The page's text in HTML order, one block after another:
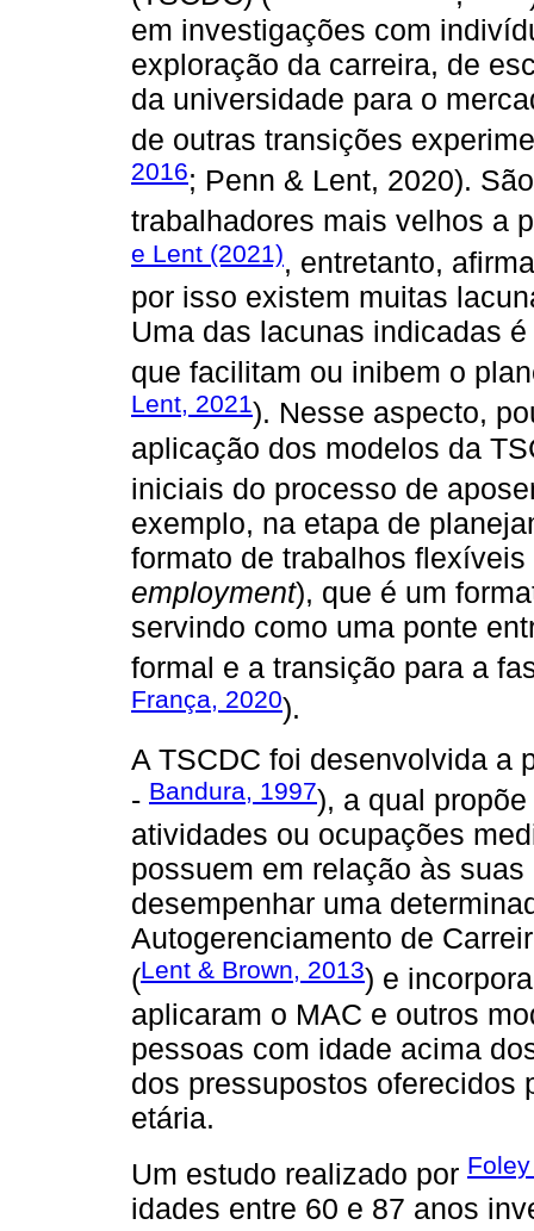
em investigações com
exploração da carreira, de
da universidade para o
de outras transições
2016; Penn & Lent, 2020).
trabalhadores mais velhos a
e Lent (2021), entretanto,
por isso existem muitas
Uma das lacunas indicadas
que facilitam ou inibem o
Lent, 2021). Nesse aspecto,
aplicação dos modelos da
iniciais do processo de
exemplo, na etapa de
formato de trabalhos
employment), que é um
servindo como uma ponte
formal e a transição para a
França, 2020).
A TSCDC foi desenvolvida a
- Bandura, 1997), a qual
atividades ou ocupações
possuem em relação às
desempenhar uma
Autogerenciamento de
(Lent & Brown, 2013) e
aplicaram o MAC e outros
pessoas com idade acima
dos pressupostos oferecidos
etária.
Um estudo realizado por
idades entre 60 e 87 anos